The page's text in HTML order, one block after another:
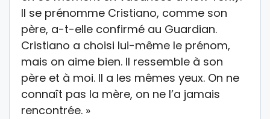
Il se prénomme Cristiano, comme son
père, a-t-elle confirmé au Guardian.
Cristiano a choisi lui-même le prénom,
mais on aime bien. Il ressemble à son
père et à moi. Il a les mêmes yeux. On ne
connaît pas la mère, on ne l’a jamais
rencontrée. »